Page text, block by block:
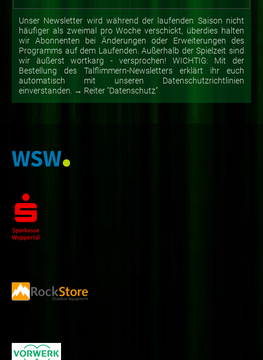
Unser Newsletter wird während der laufenden Saison nicht
häufiger als zweimal pro Woche verschickt, überdies halten
wir Abonnenten bei Änderungen oder Erweiterungen des
Programms auf dem Laufenden. Außerhalb der Spielzeit sind
wir äußerst wortkarg - versprochen! WICHTIG: Mit der
Bestellung des Talflimmern-Newsletters erklärt ihr euch
automatisch mit unseren Datenschutzrichtlinien
einverstanden. → Reiter "Datenschutz"